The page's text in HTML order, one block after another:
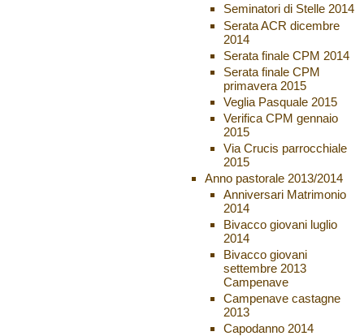
Seminatori di Stelle 2014
Serata ACR dicembre
2014
Serata finale CPM 2014
Serata finale CPM
primavera 2015
Veglia Pasquale 2015
Verifica CPM gennaio
2015
Via Crucis parrocchiale
2015
Anno pastorale 2013/2014
Anniversari Matrimonio
2014
Bivacco giovani luglio
2014
Bivacco giovani
settembre 2013
Campenave
Campenave castagne
2013
Capodanno 2014